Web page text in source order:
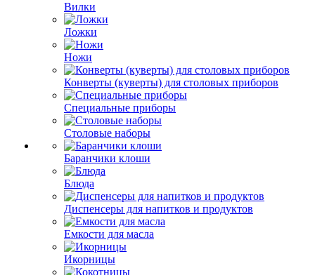
Вилки
Ложки
Ножи
Конверты (куверты) для столовых приборов
Специальные приборы
Столовые наборы
Баранчики клоши
Блюда
Диспенсеры для напитков и продуктов
Емкости для масла
Икорницы